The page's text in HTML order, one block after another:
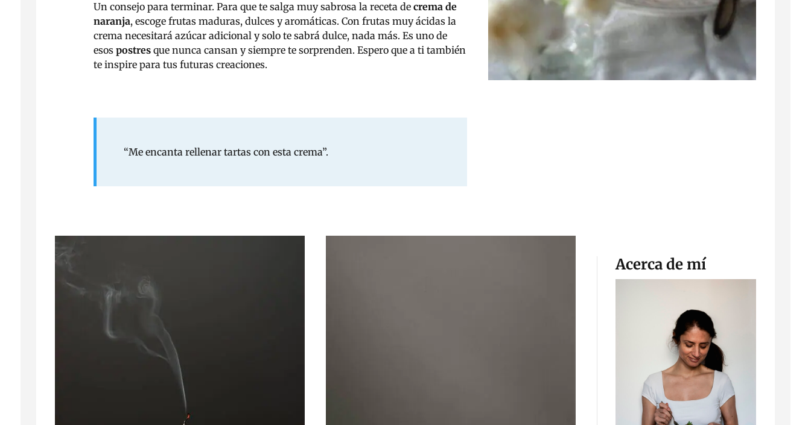
Un consejo para terminar. Para que te salga muy sabrosa la receta decrema de
naranja, escoge frutas maduras, dulces y aromáticas. Con frutas muy ácidas la
crema necesitará azúcar adicional y solo te sabrá dulce, nada más. Es uno de
esospostres que nunca cansan y siempre te sorprenden. Espero que a ti también
te inspire para tus futuras creaciones.
“Me encanta rellenar tartas con esta crema”.
Acerca de mí